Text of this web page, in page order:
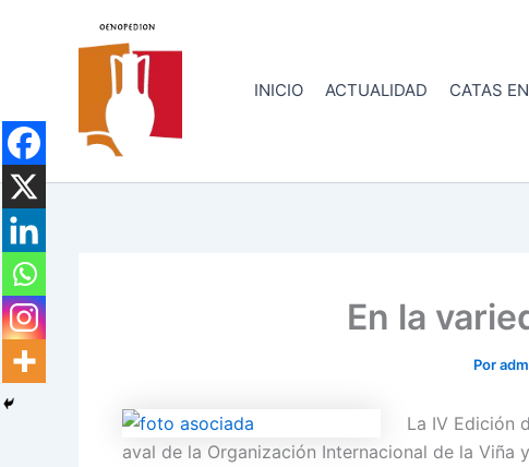
INICIO ACTUALIDAD CATAS
En la
Por
La IV Edición
aval de la Organización Internacional de la